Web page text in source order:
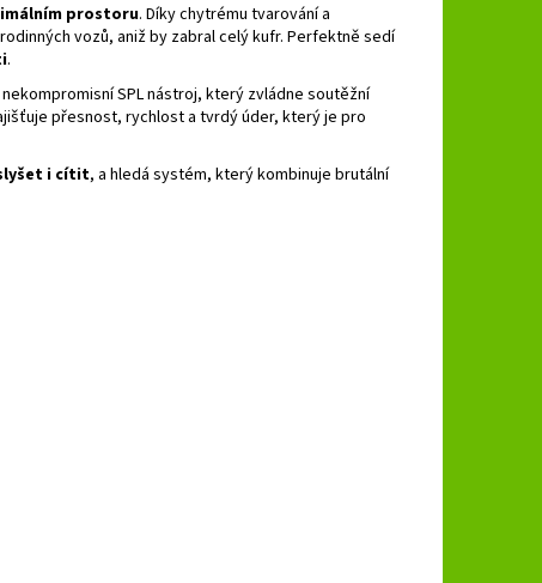
prostoru. Díky chytrému tvarování a
vozů, aniž by zabral celý kufr. Perfektně sedí
.
SPL nástroj, který zvládne soutěžní
přesnost, rychlost a tvrdý úder, který je pro
i cítit, a hledá systém, který kombinuje brutální